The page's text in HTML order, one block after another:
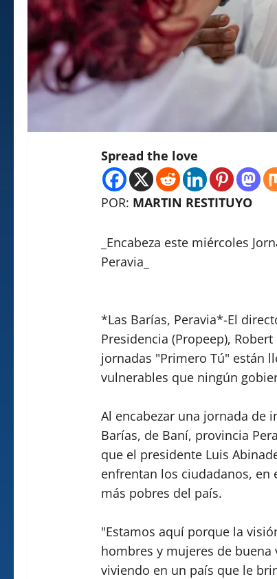
Spread the love
POR: MARTIN RESTITUYO
_Encabeza este miércoles
Peravia_
*Las Barías, Peravia*-El
Presidencia (Propeep),
jornadas "Primero Tú" están
vulnerables que ningún
Al encabezar una jornada de
Barías, de Baní, provincia
que el presidente Luis
enfrentan los ciudadanos, en
más pobres del país.
"Estamos aquí porque la
hombres y mujeres de
viviendo en un país que le